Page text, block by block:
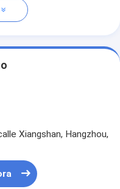
Xiangshan, Hangzhou,